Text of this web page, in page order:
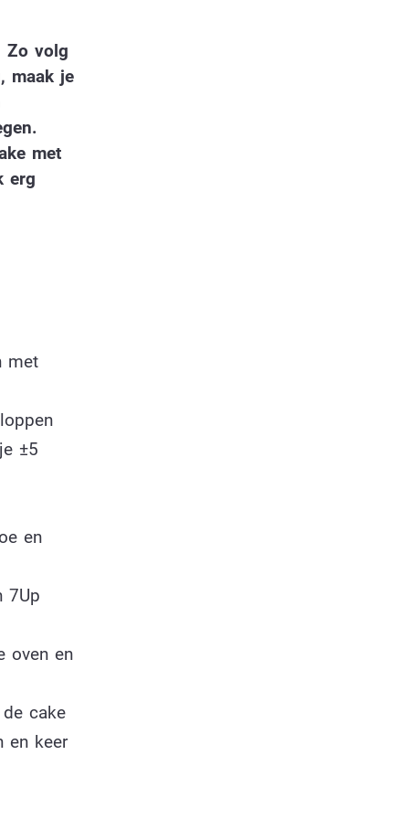
Zo volg
maak je
met
erg
met
±5
en
7Up
oven en
cake
en keer